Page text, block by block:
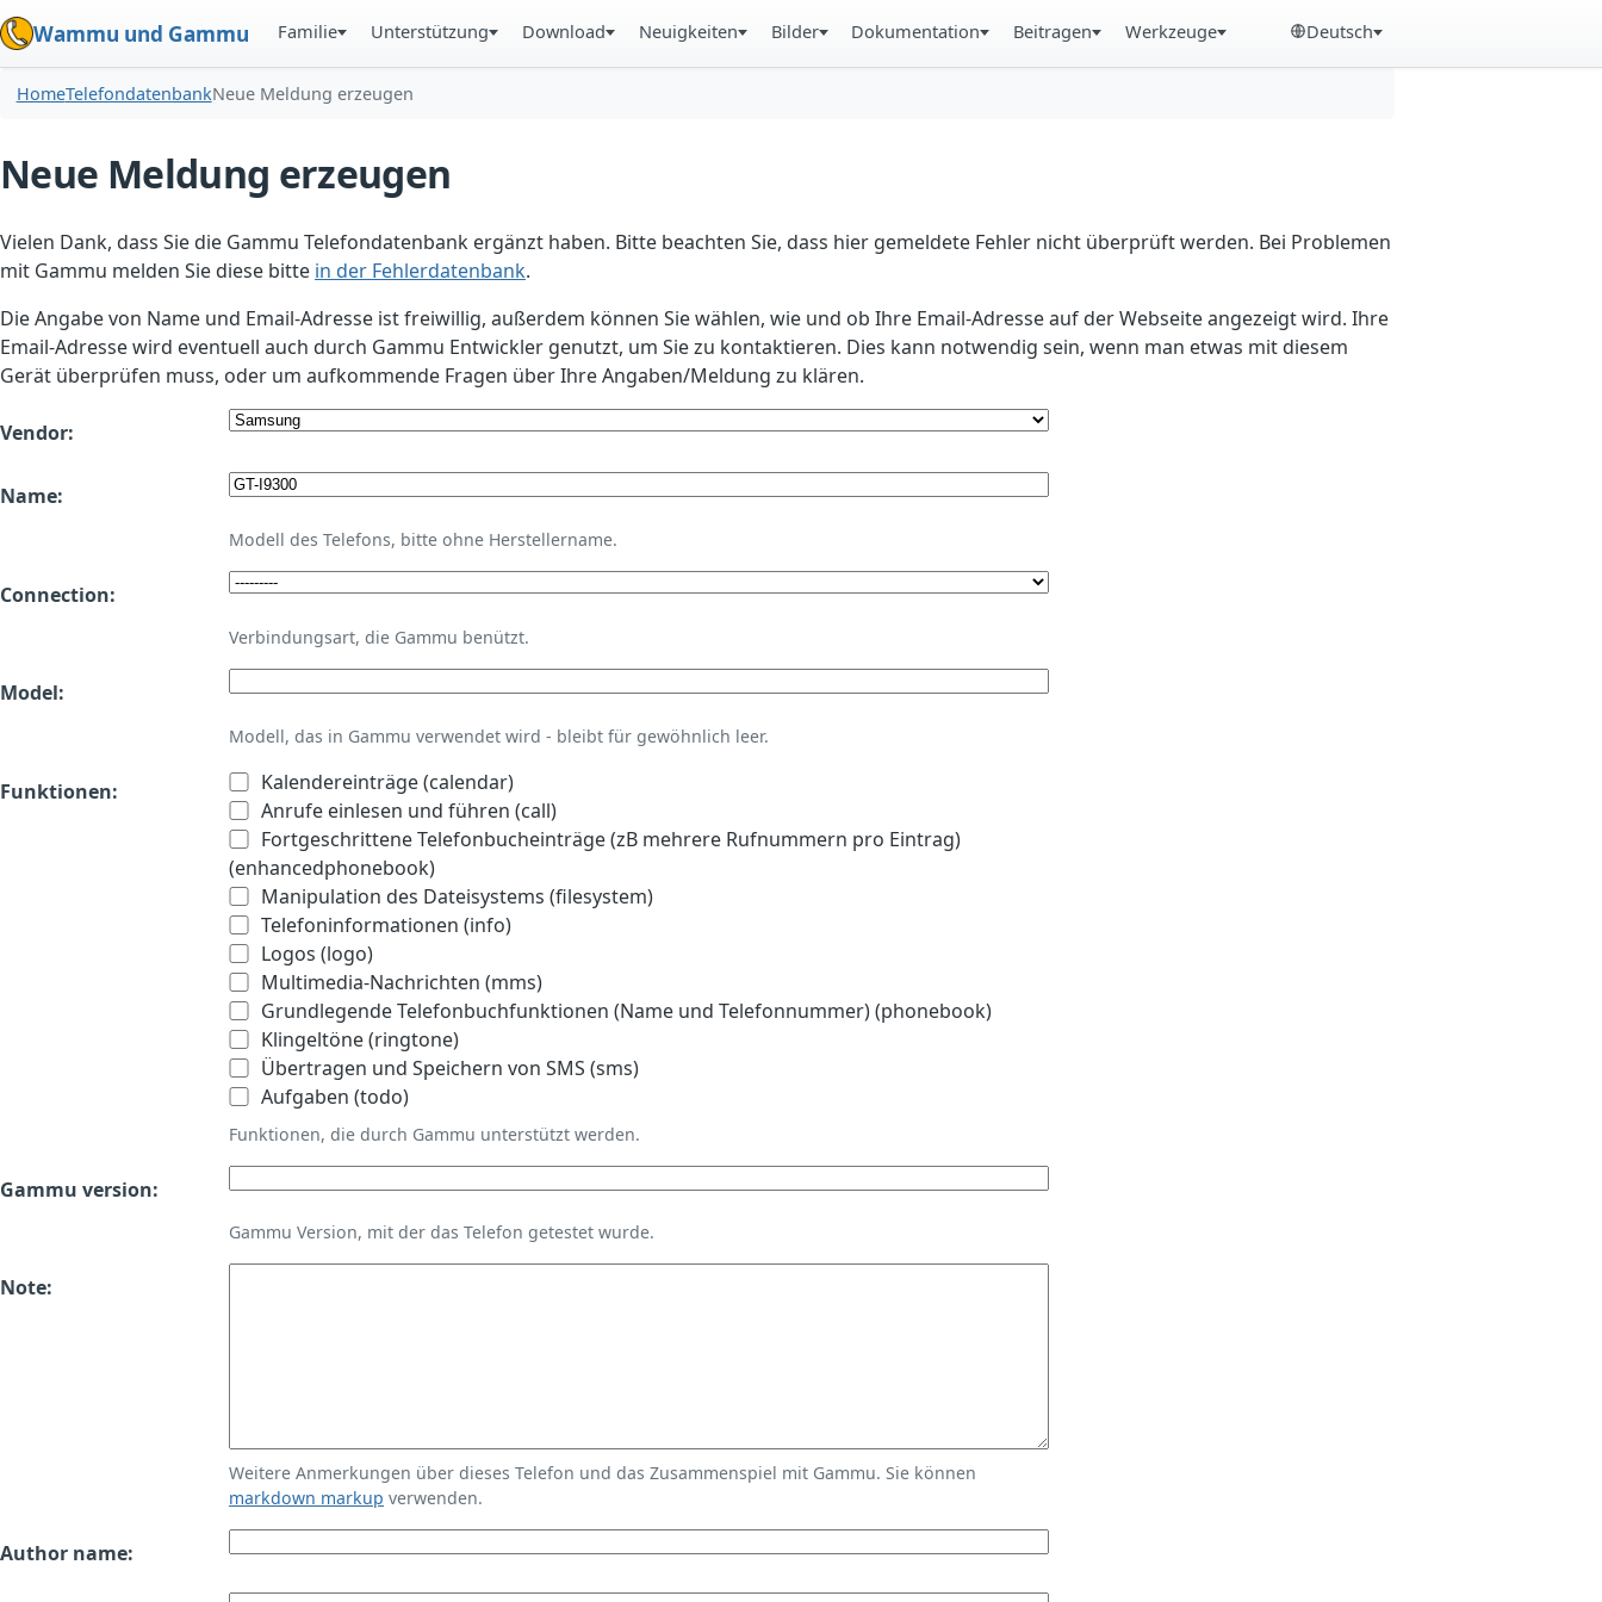
Wammu und Gammu Familie Unterstützung Download Neuigkeiten Bilder Dokumentation Beitragen Werkzeuge Deutsch
HomeTelefondatenbankNeue Meldung erzeugen
Neue Meldung erzeugen
Vielen Dank, dass Sie die Gammu Telefondatenbank ergänzt haben. Bitte beachten Sie, dass hier gemeldete Fehler nicht überprüft werden. Bei Problemen
mit Gammu melden Sie diese bitte in der Fehlerdatenbank.
Die Angabe von Name und Email-Adresse ist freiwillig, außerdem können Sie wählen, wie und ob Ihre Email-Adresse auf der Webseite angezeigt wird. Ihre
Email-Adresse wird eventuell auch durch Gammu Entwickler genutzt, um Sie zu kontaktieren. Dies kann notwendig sein, wenn man etwas mit diesem
Gerät überprüfen muss, oder um aufkommende Fragen über Ihre Angaben/Meldung zu klären.
Vendor:
Name:
Modell des Telefons, bitte ohne Herstellername.
Connection:
Verbindungsart, die Gammu benützt.
Model:
Modell, das in Gammu verwendet wird - bleibt für gewöhnlich leer.
Funktionen:
Kalendereinträge (calendar)
Anrufe einlesen und führen (call)
Fortgeschrittene Telefonbucheinträge (zB mehrere Rufnummern pro Eintrag)
(enhancedphonebook)
Manipulation des Dateisystems (filesystem)
Telefoninformationen (info)
Logos (logo)
Multimedia-Nachrichten (mms)
Grundlegende Telefonbuchfunktionen (Name und Telefonnummer) (phonebook)
Klingeltöne (ringtone)
Übertragen und Speichern von SMS (sms)
Aufgaben (todo)
Funktionen, die durch Gammu unterstützt werden.
Gammu version:
Gammu Version, mit der das Telefon getestet wurde.
Note:
Weitere Anmerkungen über dieses Telefon und das Zusammenspiel mit Gammu. Sie können
markdown markup verwenden.
Author name: